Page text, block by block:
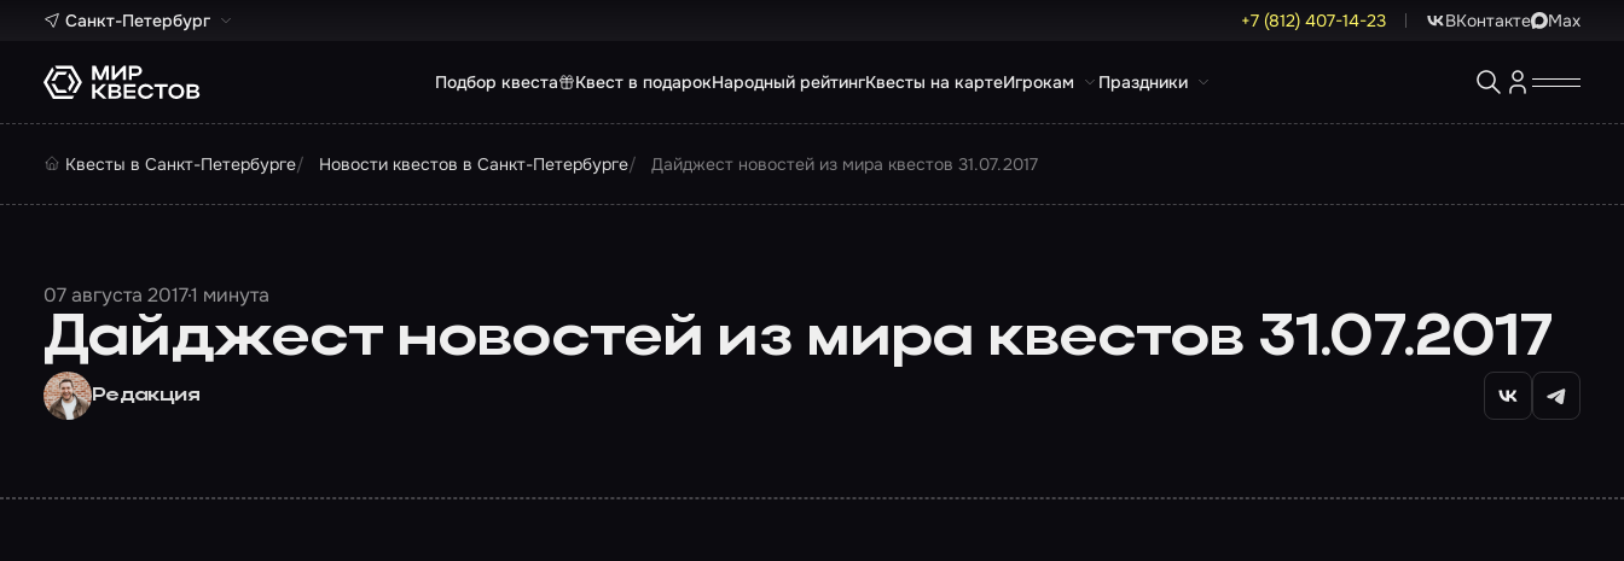
Санкт-Петербург +7 (812) 407-14-23 ВКонтакте Max
Подбор квеста Квест в подарокНародный рейтингКвесты на картеИгрокам Праздники
Квесты в Санкт-Петербурге Новости квестов в Санкт-Петербурге Дайджест новостей из мира квестов 31.07.2017
07 августа 20171 минута
Дайджест новостей из мира квестов 31.07.2017
Редакция